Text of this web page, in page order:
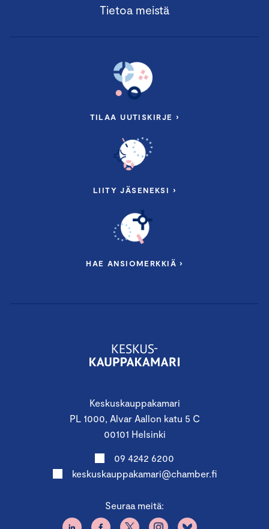
Keskuskauppakamari
PL 1000, Alvar Aallon katu 5 C
00101 Helsinki
09 4242 6200
keskuskauppakamari@chamber.fi
Seuraa meitä:
Tietoa meistä
TILAA UUTISKIRJE ›
LIITY JÄSENEKSI ›
HAE ANSIOMERKKIÄ ›